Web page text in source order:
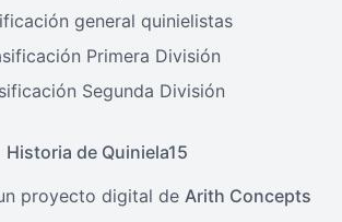
general quinielistas
Primera División
Segunda División
Historia de Quiniela15
proyecto digital de Arith Concepts